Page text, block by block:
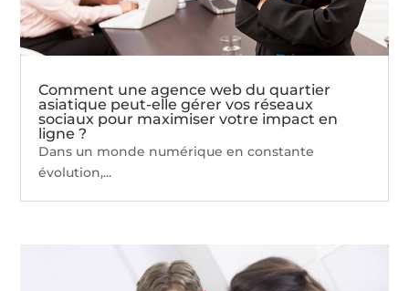
Comment une agence web du quartier
asiatique peut-elle gérer vos réseaux
sociaux pour maximiser votre impact en
ligne ?
Dans un monde numérique en constante
évolution,...